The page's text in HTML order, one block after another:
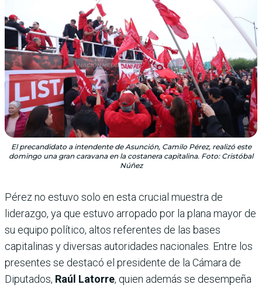
El precandidato a intendente de Asunción, Camilo Pérez, realizó este
domingo una gran caravana en la costanera capitalina. Foto: Cristóbal
Núñez
Pérez no estuvo solo en esta crucial muestra de
liderazgo, ya que estuvo arropado por la plana mayor de
su equipo político, altos referentes de las bases
capitalinas y diversas autoridades nacionales. Entre los
presentes se destacó el presidente de la Cámara de
Diputados, Raúl Latorre, quien además se desempeña